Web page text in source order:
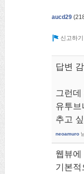
aucd29 (
답변
그런
유투
추고
neoamuro
웹뷰
기본